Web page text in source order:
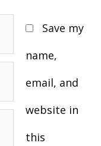
Save my
name,
email, and
website in
this